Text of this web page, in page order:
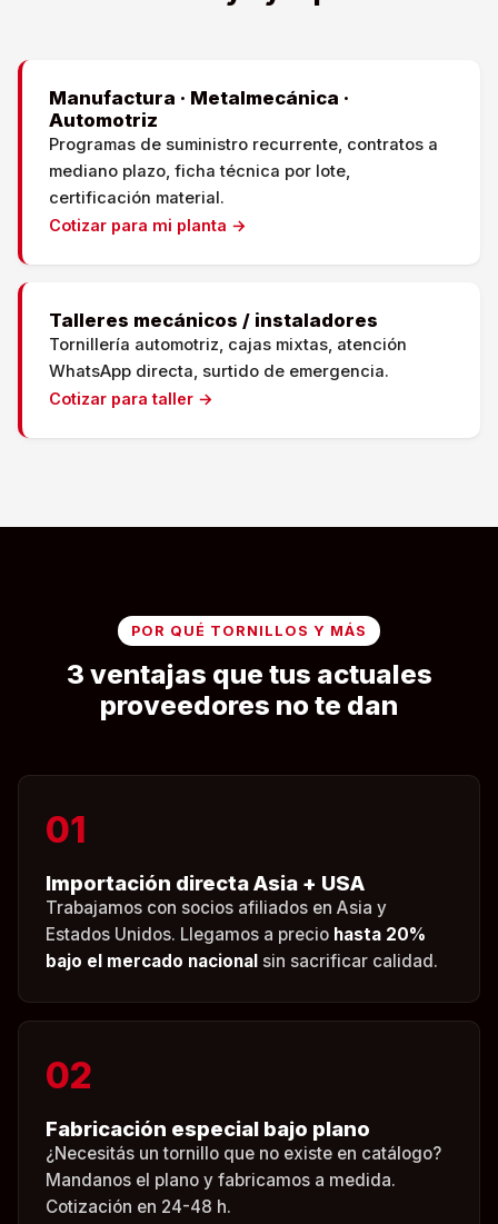
Manufactura · Metalmecánica ·
Automotriz
Programas de suministro recurrente, contratos a
mediano plazo, ficha técnica por lote,
certificación material.
Cotizar para mi planta →
Talleres mecánicos / instaladores
Tornillería automotriz, cajas mixtas, atención
WhatsApp directa, surtido de emergencia.
Cotizar para taller →
POR QUÉ TORNILLOS Y MÁS
3 ventajas que tus actuales
proveedores no te dan
01
Importación directa Asia + USA
Trabajamos con socios afiliados en Asia y
Estados Unidos. Llegamos a precio hasta 20%
bajo el mercado nacional sin sacrificar calidad.
02
Fabricación especial bajo plano
¿Necesitás un tornillo que no existe en catálogo?
Mandanos el plano y fabricamos a medida.
Cotización en 24-48 h.